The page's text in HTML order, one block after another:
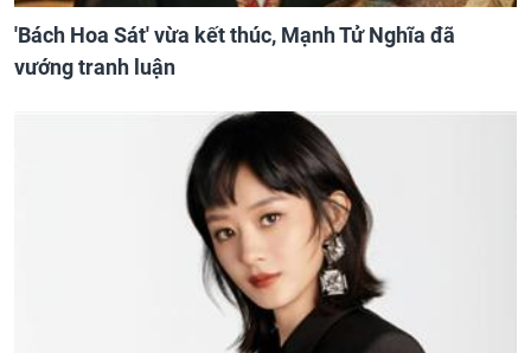
'Bách Hoa Sát' vừa kết thúc, Mạnh Tử Nghĩa đã
vướng tranh luận